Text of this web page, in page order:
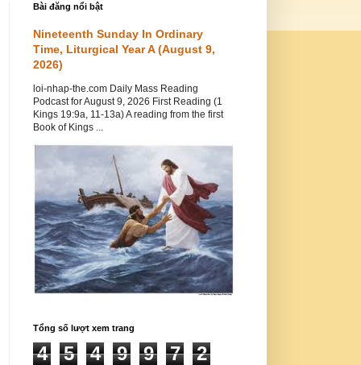
Bài đăng nổi bật
Nineteenth Sunday In Ordinary
Time, Liturgical Year A (August 9,
2026)
loi-nhap-the.com Daily Mass Reading
Podcast for August 9, 2026 First Reading (1
Kings 19:9a, 11-13a) A reading from the first
Book of Kings ...
Tổng số lượt xem trang
4 5 4 9 9 7 2